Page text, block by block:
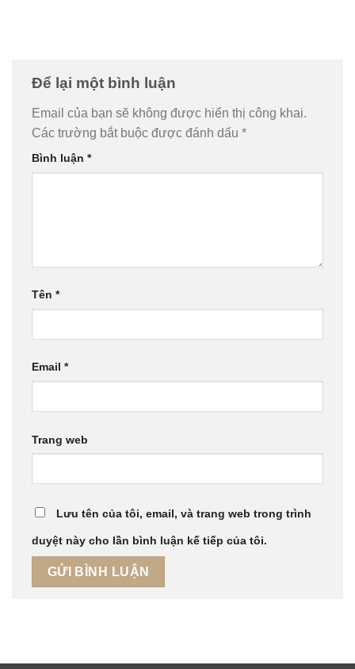
Để lại một bình luận
Email của bạn sẽ không được hiển thị công khai.
Các trường bắt buộc được đánh dấu *
Bình luận *
Tên *
Email *
Trang web
Lưu tên của tôi, email, và trang web trong trình
duyệt này cho lần bình luận kế tiếp của tôi.